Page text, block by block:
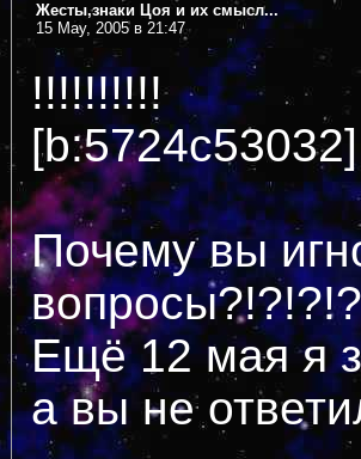
Жесты,знаки Цоя и их смысл...
15 May, 2005 в 21:47
!!!!!!!!!!
Почему вы
Ещё 12 мая я
а вы не